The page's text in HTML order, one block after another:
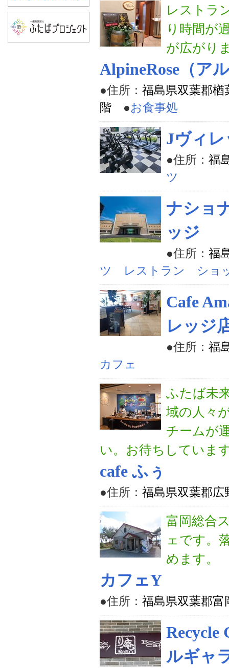
レストラ
り時間が
が広がり
AlpineRose（ア
●住所： 福島県双葉郡
階 ●お食事処
Jヴィ
●住所： 福
ツ
ナショ
ッジ
●住所： 福
ツ レストラン ショ
Cafe
レッジ
●住所： 福
カフェ
ふたば未
域の人々
チームが
い。お待ちしていま
cafe ふぅ
●住所： 福島県双葉郡広
富岡総合
ェです。
めます。
カフェY
●住所： 福島県双葉郡富
Recycle
ルギャ